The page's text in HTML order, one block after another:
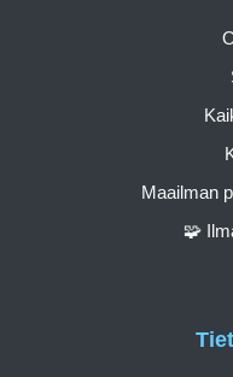
Maailman
🧩